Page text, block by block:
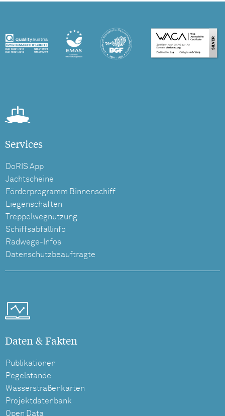
Services
DoRIS App
Jachtscheine
Förderprogramm Binnenschiff
Liegenschaften
Treppelwegnutzung
Schiffsabfallinfo
Radwege-Infos
Datenschutzbeauftragte
Daten & Fakten
Publikationen
Pegelstände
Wasserstraßenkarten
Projektdatenbank
Open Data